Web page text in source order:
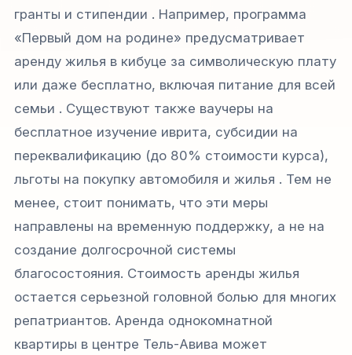
гранты и стипендии . Например, программа
«Первый дом на родине» предусматривает
аренду жилья в кибуце за символическую плату
или даже бесплатно, включая питание для всей
семьи . Существуют также ваучеры на
бесплатное изучение иврита, субсидии на
переквалификацию (до 80% стоимости курса),
льготы на покупку автомобиля и жилья . Тем не
менее, стоит понимать, что эти меры
направлены на временную поддержку, а не на
создание долгосрочной системы
благосостояния. Стоимость аренды жилья
остается серьезной головной болью для многих
репатриантов. Аренда однокомнатной
квартиры в центре Тель-Авива может